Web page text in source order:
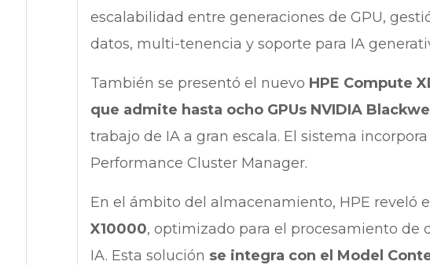
escalabilidad entre generaciones de GPU,
datos, multi-tenencia y soporte para IA
También se presentó el nuevo HPE Compute
que admite hasta ocho GPUs NVIDIA
trabajo de IA a gran escala. El sistema
Performance Cluster Manager.
En el ámbito del almacenamiento, HPE reveló el
X10000, optimizado para el procesamiento de
IA. Esta solución se integra con el Model